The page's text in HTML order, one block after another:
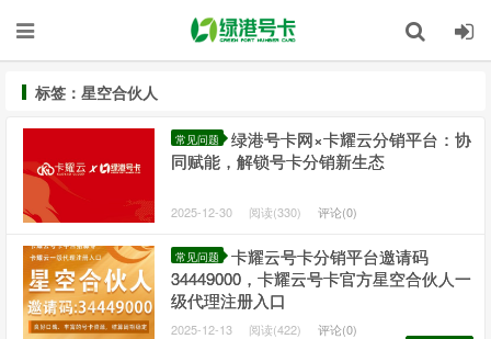
标签：星空合伙人
常见问题
绿港号卡网×卡耀云分销平台：协
同赋能，解锁号卡分销新生态
2025-12-30 阅读(330) 评论(0)
常见问题
卡耀云号卡分销平台邀请码
34449000，卡耀云号卡官方星空合伙人一
级代理注册入口
2025-12-13 阅读(422) 评论(0)